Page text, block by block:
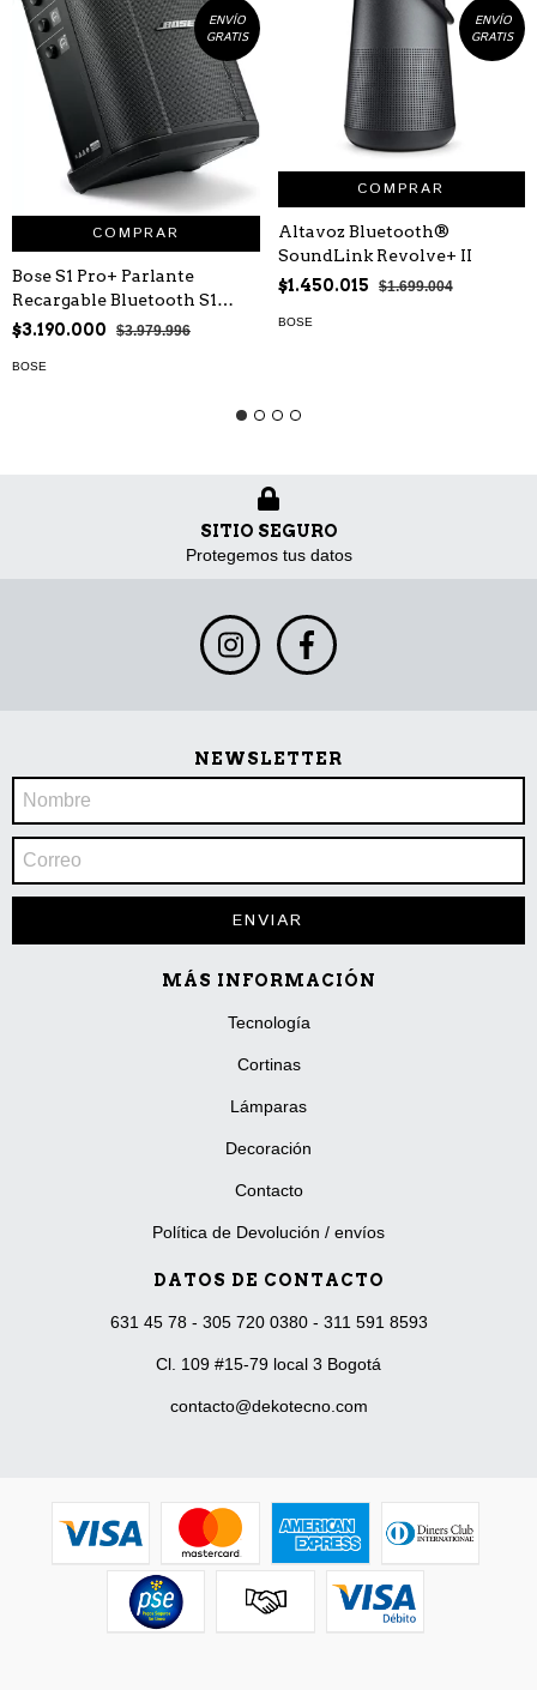
ENVÍO
GRATIS
COMPRAR
Bose S1 Pro+ Parlante
Recargable Bluetooth S1
Pro+ Bose
$3.190.000 $3.979.996
BOSE
ENVÍO
GRATIS
COMPRAR
Altavoz Bluetooth®
SoundLink Revolve+ II
$1.450.015
$1.699.004
BOSE
SITIO SEGURO
Protegemos tus datos
NEWSLETTER
MÁS INFORMACIÓN
Tecnología
Cortinas
Lámparas
Decoración
Contacto
Política de Devolución / envíos
DATOS DE CONTACTO
631 45 78 - 305 720 0380 - 311 591 8593
Cl. 109 #15-79 local 3 Bogotá
contacto@dekotecno.com